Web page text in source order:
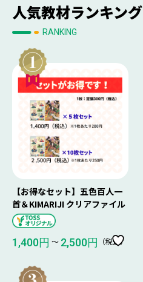
人気教材ランキング
RANKING
【お得なセット】五色百人一
首＆KIMARIJI クリアファイル
1,400円 〜 2,500円 （税込）